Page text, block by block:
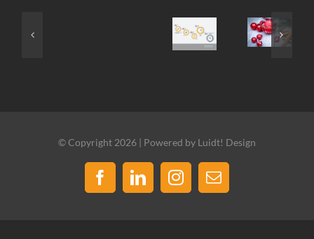
© Copyright 2026 | Powered by Luidt! Design
FacebookLinkedInInstagram
E-